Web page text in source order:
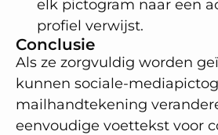
elk pictogram naar een
profiel verwijst.
Conclusie
Als ze zorgvuldig worden
kunnen sociale-
mailhandtekening
eenvoudige voettekst voor